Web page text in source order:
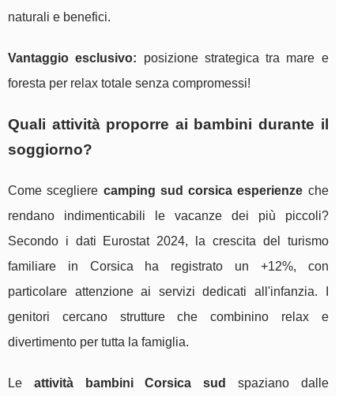
naturali e benefici.
Vantaggio esclusivo: posizione strategica tra mare e
foresta per relax totale senza compromessi!
Quali attività proporre ai bambini durante il
soggiorno?
Come scegliere camping sud corsica esperienze che
rendano indimenticabili le vacanze dei più piccoli?
Secondo i dati Eurostat 2024, la crescita del turismo
familiare in Corsica ha registrato un +12%, con
particolare attenzione ai servizi dedicati all'infanzia. I
genitori cercano strutture che combinino relax e
divertimento per tutta la famiglia.
Le attività bambini Corsica sud
spaziano dalle